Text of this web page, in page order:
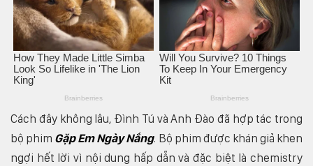
Cách đây không lâu, Đình Tú và Anh Đào đã hợp tác trong
bộ phim Gặp Em Ngày Nắng. Bộ phim được khán giả khen
ngợi hết lời vì nội dung hấp dẫn và đặc biệt là chemistry